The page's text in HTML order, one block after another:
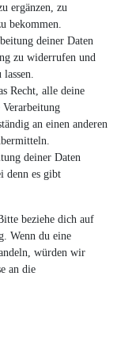
ergänzen, zu
bekommen.
deiner Daten
zu widerrufen und
lassen.
Recht, alle deine
Verarbeitung
an einen anderen
deiner Daten
denn es gibt
beziehe dich auf
Wenn du eine
würden wir
an die